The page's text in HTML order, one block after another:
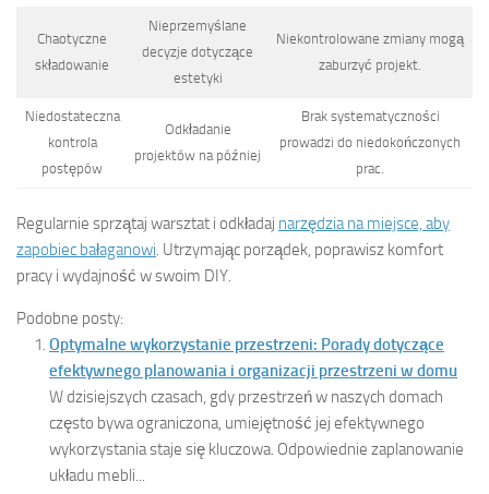
Chaotyczne
składowanie
Nieprzemyślane
decyzje dotyczące
estetyki
Niekontrolowane zmiany mogą
zaburzyć projekt.
Niedostateczna
kontrola
postępów
Odkładanie
projektów na później
Brak systematyczności
prowadzi do niedokończonych
prac.
Regularnie sprzątaj warsztat i odkładaj narzędzia na miejsce, aby
zapobiec bałaganowi . Utrzymając porządek, poprawisz komfort
pracy i wydajność w swoim DIY.
Podobne posty:
Optymalne wykorzystanie przestrzeni: Porady dotyczące
efektywnego planowania i organizacji przestrzeni w domu
W dzisiejszych czasach, gdy przestrzeń w naszych domach
często bywa ograniczona, umiejętność jej efektywnego
wykorzystania staje się kluczowa. Odpowiednie zaplanowanie
układu mebli...